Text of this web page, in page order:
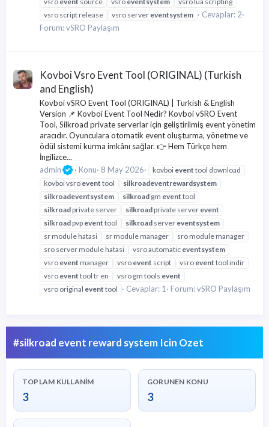
vsro script release
vsro server eventsystem
Cevaplar: 2
Forum:vSRO Paylaşım
Kovboi Vsro Event Tool (ORIGINAL) (Turkish
and English)
Kovboi vSRO Event Tool (ORIGINAL) | Turkish & English
Version 📌 Kovboi Event Tool Nedir? Kovboi vSRO Event
Tool, Silkroad private serverlar için geliştirilmiş event yönetim
aracıdır. Oyunculara otomatik event oluşturma, yönetme ve
ödül sistemi kurma imkânı sağlar. 👉 Hem Türkçe hem
İngilizce...
admin
Konu 8 May 2026 kovboi event tool download
kovboi vsro event tool silkroadeventrewardsystem
silkroadeventsystem silkroad gm event tool
silkroadprivate server silkroadprivate server event
silkroadpvp event tool silkroad server eventsystem
sr module hatasi
sr module manager
sro module manager
sro server module hatasi
vsro automatic eventsystem
vsro event manager vsro event script vsro event tool indir
vsro event tool tr en vsro gm tools event
vsro original event tool Cevaplar: 1 Forum:vSRO Paylaşım
#silkroad event reward system Icin Ozet
TOPLAM KULLANIM
3
GORUNEN KONU
3